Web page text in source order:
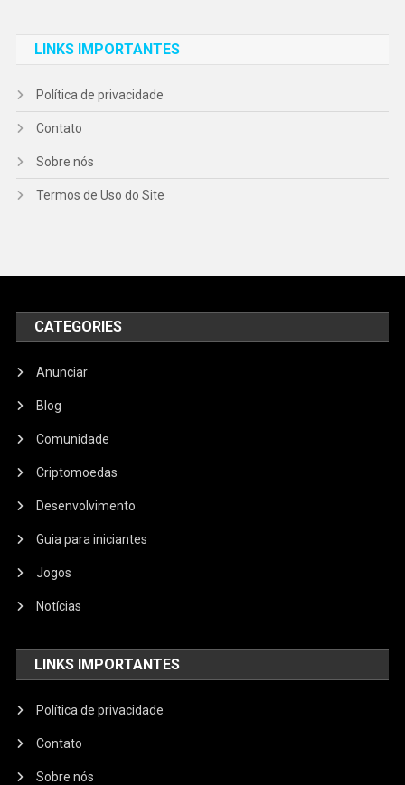
LINKS IMPORTANTES
Política de privacidade
Contato
Sobre nós
Termos de Uso do Site
CATEGORIES
Anunciar
Blog
Comunidade
Criptomoedas
Desenvolvimento
Guia para iniciantes
Jogos
Notícias
LINKS IMPORTANTES
Política de privacidade
Contato
Sobre nós